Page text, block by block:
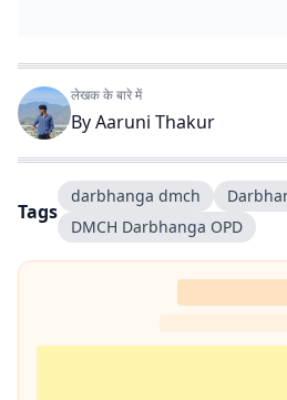
लेखक के बारे में
ByAaruni Thakur
Tags
darbhanga dmch
DMCH Darbhanga OPD